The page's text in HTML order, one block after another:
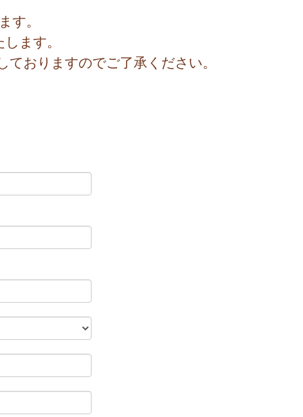
す。
ます。
おりますのでご了承ください。